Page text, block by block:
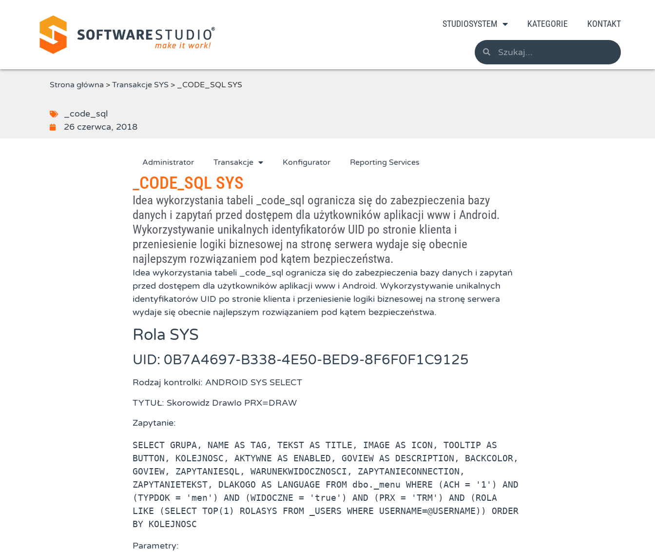
STUDIOSYSTEM KATEGORIE KONTAKT
Strona główna > Transakcje SYS > _CODE_SQL SYS
_code_sql
26 czerwca, 2018
Administrator Transakcje Konfigurator Reporting Services
_CODE_SQL SYS
Idea wykorzystania tabeli _code_sql ogranicza się do zabezpieczenia bazy
danych i zapytań przed dostępem dla użytkowników aplikacji www i Android.
Wykorzystywanie unikalnych identyfikatorów UID po stronie klienta i
przeniesienie logiki biznesowej na stronę serwera wydaje się obecnie
najlepszym rozwiązaniem pod kątem bezpieczeństwa.
Idea wykorzystania tabeli _code_sql ogranicza się do zabezpieczenia bazy danych i zapytań
przed dostępem dla użytkowników aplikacji www i Android. Wykorzystywanie unikalnych
identyfikatorów UID po stronie klienta i przeniesienie logiki biznesowej na stronę serwera
wydaje się obecnie najlepszym rozwiązaniem pod kątem bezpieczeństwa.
Rola SYS
UID: 0B7A4697-B338-4E50-BED9-8F6F0F1C9125
Rodzaj kontrolki: ANDROID SYS SELECT
TYTUŁ: Skorowidz DrawIo PRX=DRAW
Zapytanie:
SELECT GRUPA, NAME AS TAG, TEKST AS TITLE, IMAGE AS ICON, TOOLTIP AS
BUTTON, KOLEJNOSC, AKTYWNE AS ENABLED, GOVIEW AS DESCRIPTION, BACKCOLOR,
GOVIEW, ZAPYTANIESQL, WARUNEKWIDOCZNOSCI, ZAPYTANIECONNECTION,
ZAPYTANIETEKST, DLAKOGO AS LANGUAGE FROM dbo._menu WHERE (ACH = '1') AND
(TYPDOK = 'men') AND (WIDOCZNE = 'true') AND (PRX = 'TRM') AND (ROLA
LIKE (SELECT TOP(1) ROLASYS FROM _USERS WHERE USERNAME=@USERNAME)) ORDER
BY KOLEJNOSC
Parametry: